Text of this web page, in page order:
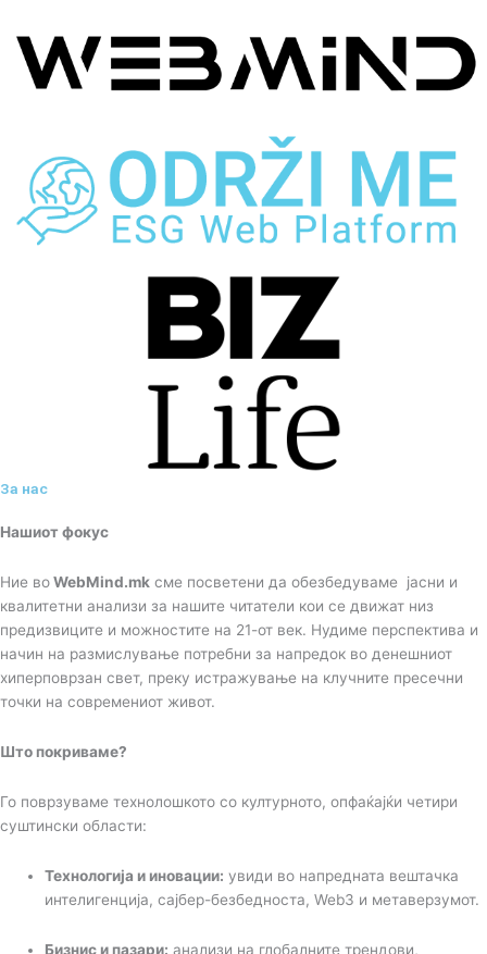
За нас
Нашиот фокус
Ние воWebMind.mk сме посветени да обезбедуваме јасни и
квалитетни анализи за нашите читатели кои се движат низ
предизвиците и можностите на 21-от век. Нудиме перспектива и
начин на размислување потребни за напредок во денешниот
хиперповрзан свет, преку истражување на клучните пресечни
точки на современиот живот.
Што покриваме?
Го поврзуваме технолошкото со културното, опфаќајќи четири
суштински области:
Технологија и иновации: увиди во напредната вештачка
интелигенција, сајбер-безбедноста, Web3 и метаверзумот.
Бизнис и пазари: анализи на глобалните трендови,